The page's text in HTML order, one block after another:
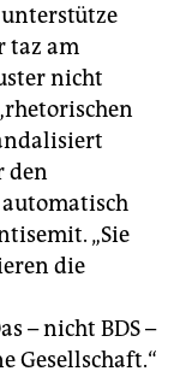
taz am
nicht
den
automatisch
„Sie
die
– nicht BDS –
Gesellschaft.“